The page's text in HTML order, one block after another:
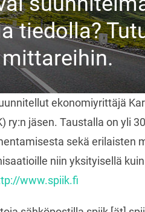
tiedolla?
mittareihin.
ekonomiyrittäjä
ry:n jäsen. Taustalla on yli
sekä erilaisten
niin yksityisellä
www.spiik.fi